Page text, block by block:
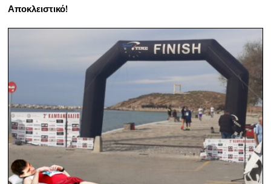
Αποκλειστικό!